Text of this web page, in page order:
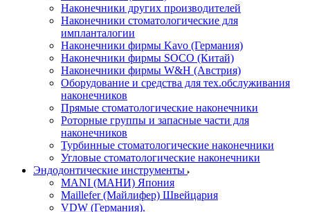
Наконечники других производителей
Наконечники стоматологические для
импланталогии
Наконечники фирмы Kavo (Германия)
Наконечники фирмы SOCO (Китай)
Наконечники фирмы W&H (Австрия)
Оборудование и средства для тех.обслуживания
наконечников
Прямые стоматологические наконечники
Роторные группы и запасные части для
наконечников
Турбинные стоматологические наконечники
Угловые стоматологические наконечники
Эндодонтические инструменты
MANI (МАНИ) Япония
Maillefer (Майлифер) Швейцария
VDW (Германия).